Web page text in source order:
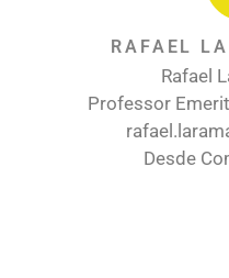
RAFAEL
Rafael
Professor
Desde